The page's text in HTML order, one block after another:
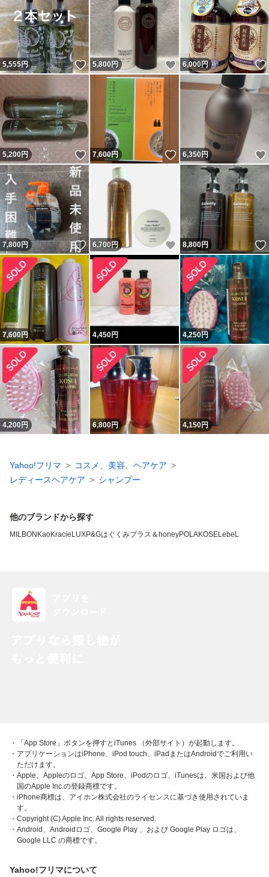
5,555円 いいね！
5,800円 いいね！
6,000円
5,200円 いいね！
7,600円 いいね！
6,350円
7,800円 いいね！
6,700円 いいね！
8,800円
7,600円 4,450円 4,250円
4,200円 6,800円 4,150円
Yahoo!フリマ
コスメ、美容、ヘアケア
レディースヘアケア
シャンプー
他のブランドから探す
MILBON KaoKracie LUXP&Gはぐくみプラス ＆honeyPOLAKOSELebeL
・「App Store」ボタンを押すとiTunes （外部サイト）が起動します。
・アプリケーションはiPhone、iPod touch、iPadまたはAndroidでご利用い
ただけます。
・Apple、Appleのロゴ、App Store、iPodのロゴ、iTunesは、米国および他
国のApple Inc.の登録商標です。
・iPhone商標は、アイホン株式会社のライセンスに基づき使用されていま
す。
・Copyright (C) Apple Inc. All rights reserved.
・Android、Androidロゴ、Google Play 、および Google Play ロゴは、
Google LLC の商標です。
Yahoo!フリマについて